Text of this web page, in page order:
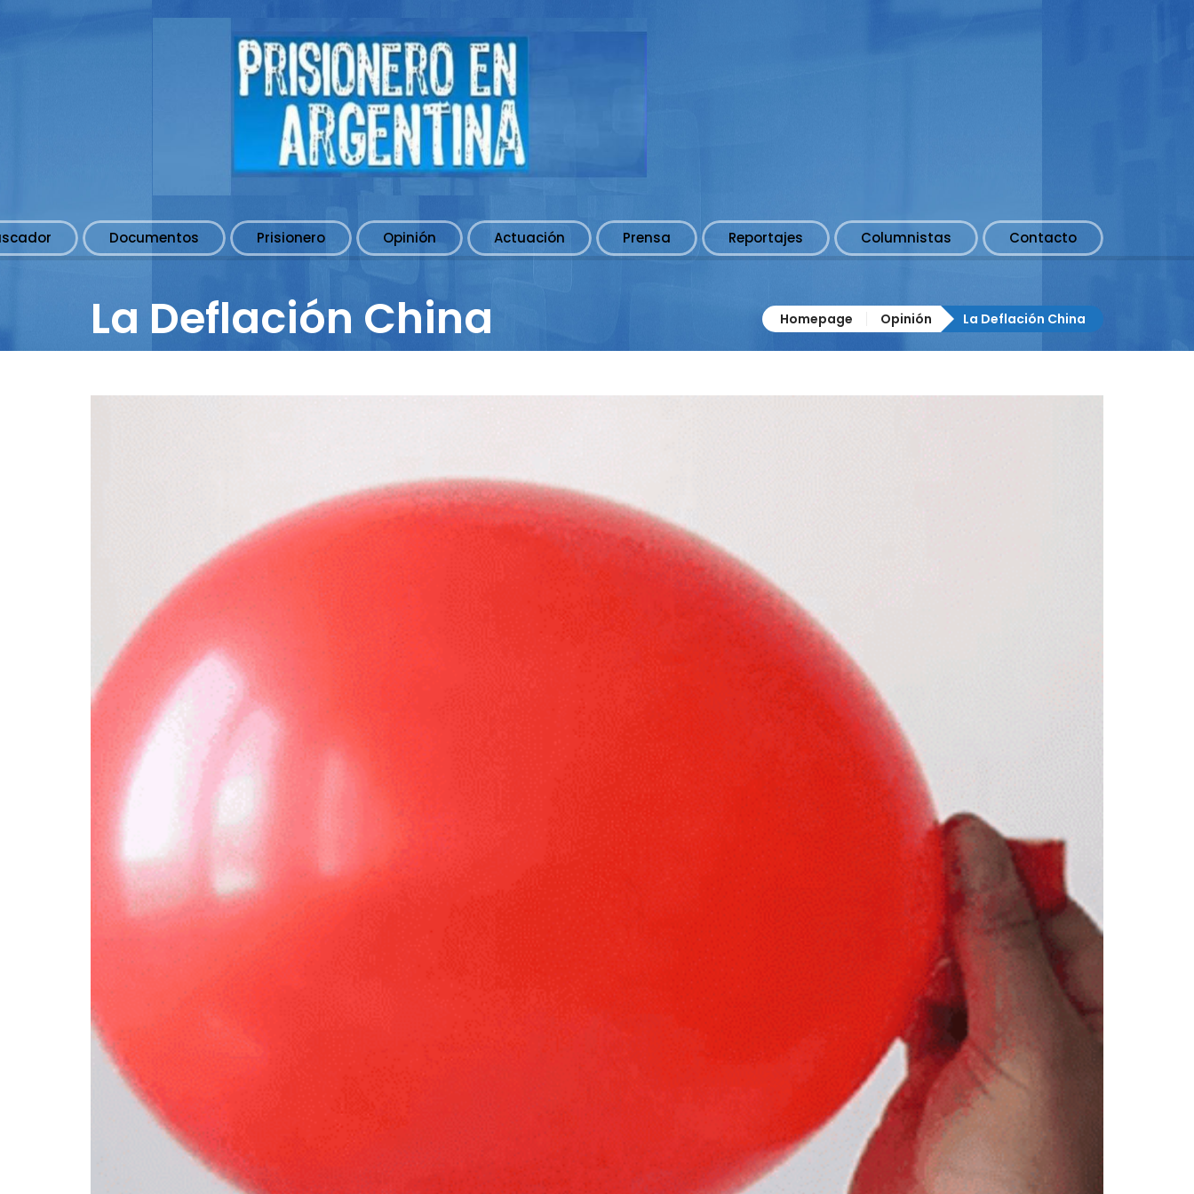
Documentos Prisionero Opinión Actuación Prensa Reportajes Columnistas Contacto
La Deflación China Homepage Opinión La Deflación China